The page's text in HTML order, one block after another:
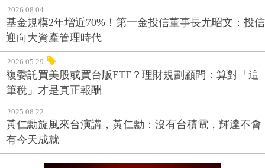
2026.08.04
基金規模2年增近70%！第一金投信董事長尤昭文：投信
迎向大資產管理時代
2026.05.29
複委託買美股或買台版ETF？理財規劃顧問：算對「這
筆稅」才是真正報酬
2025.08.22
黃仁勳旋風來台演講，黃仁勳：沒有台積電，輝達不會
有今天成就